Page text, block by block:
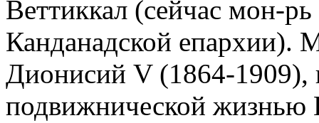
Веттиккал (сейчас мон-
Канданадской
Дионисий V (1864-
подвижнической жизнью